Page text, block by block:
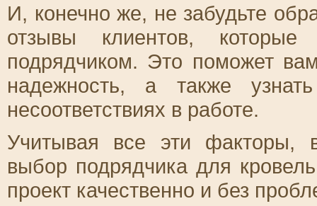
И, конечно же, не забудьте
отзывы клиентов,
подрядчиком. Это поможет
надежность, а также
несоответствиях в работе.
Учитывая все эти факторы,
выбор подрядчика для
проект качественно и без